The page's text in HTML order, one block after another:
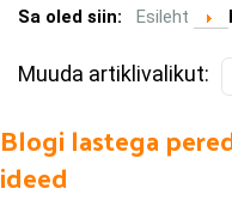
Sa oled siin: Esileht
Muuda artiklivalikut:
Blogi lastega
ideed